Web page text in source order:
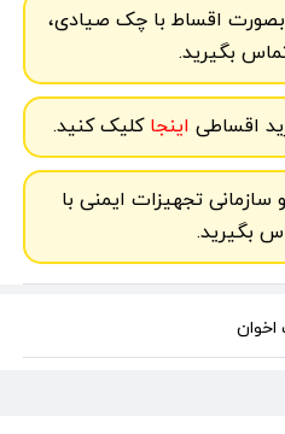
اقساط با چک صیادی،
بگیرید.
اقساطی اینجاکلیک کنید.
تجهیزات ایمنی با
بگیرید.